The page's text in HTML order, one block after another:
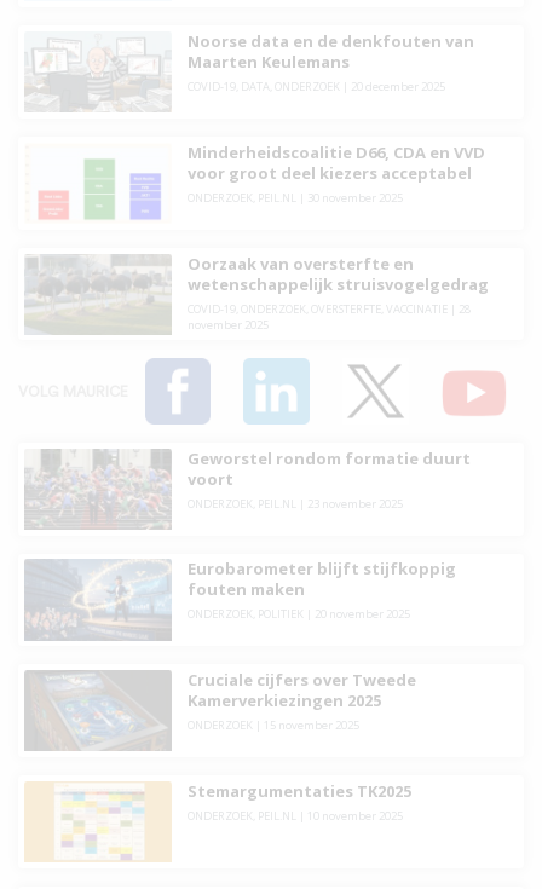
Noorse data en de denkfouten van
Maarten Keulemans
COVID-19, DATA ONDERZOEK 20 december 2025
Minderheidscoalitie D66, CDA en VVD
voor groot deel kiezers acceptabel
ONDERZOEK PEIL.NL 30 november 2025
Oorzaak van oversterfte en
wetenschappelijk struisvogelgedrag
COVID-19, ONDERZOEK OVERSTERFTE VACCINATIE
28
november 2025
Geworstel rondom formatie duurt
voort
ONDERZOEK PEIL.NL 23 november 2025
Eurobarometer blijft stijfkoppig
fouten maken
ONDERZOEK POLITIEK 20 november 2025
Cruciale cijfers over Tweede
Kamerverkiezingen 2025
ONDERZOEK 15 november 2025
Stemargumentaties TK2025
ONDERZOEK PEIL.NL 10 november 2025